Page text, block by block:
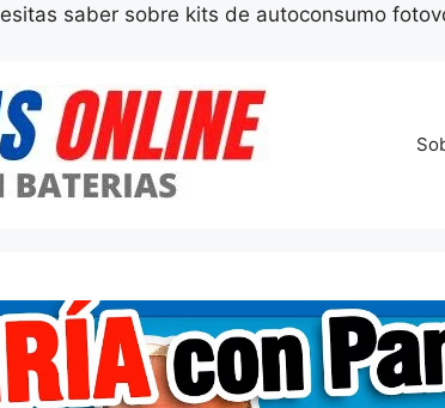
saber sobre kits de autoconsumo